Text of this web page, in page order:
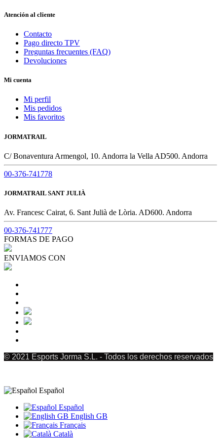
Atención al cliente
Contacto
Pago directo TPV
Preguntas frecuentes (FAQ)
Devoluciones
Mi cuenta
Mi perfil
Mis pedidos
Mis favoritos
JORMATRAIL
C/ Bonaventura Armengol, 10. Andorra la Vella AD500. Andorra
00-376-741778
JORMATRAIL SANT JULIÀ
Av. Francesc Cairat, 6. Sant Julià de Lòria. AD600. Andorra
00-376-741777
FORMAS DE PAGO
ENVIAMOS CON
© 2021 Esports Jorma S.L. - Todos los derechos reservados
Español
Español
English GB
Français
Català